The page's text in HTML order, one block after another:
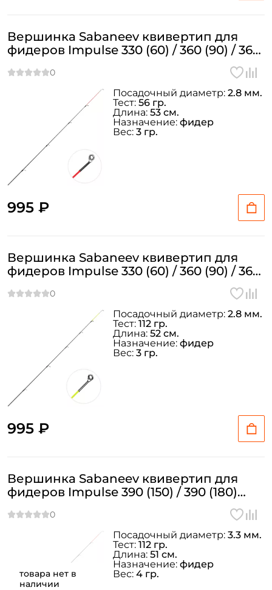
Вершинка Sabaneev квивертип для
фидеров Impulse 330 (60) / 360 (90) / 360
995 ₽
Посадочный диаметр: 2.8 мм.
Тест: 56 гр.
Длина: 53 см.
Назначение: фидер
Вес: 3 гр.
Вершинка Sabaneev квивертип для
фидеров Impulse 330 (60) / 360 (90) / 360
995 ₽
Посадочный диаметр: 2.8 мм.
Тест: 112 гр.
Длина: 52 см.
Назначение: фидер
Вес: 3 гр.
товара нет в
наличии
Вершинка Sabaneev квивертип для
фидеров Impulse 390 (150) / 390 (180)
Посадочный диаметр: 3.3 мм.
Тест: 112 гр.
Длина: 51 см.
Назначение: фидер
Вес: 4 гр.